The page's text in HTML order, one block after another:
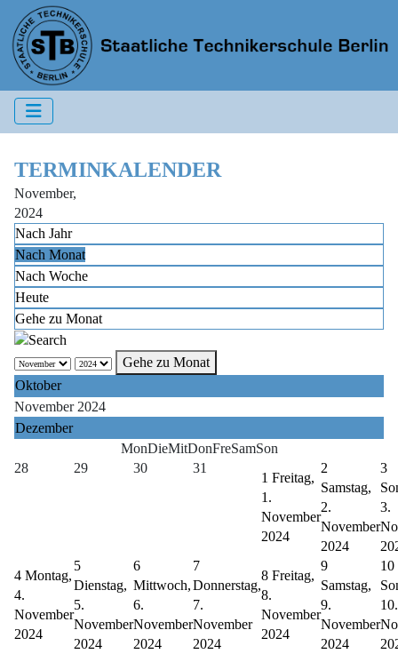
TERMINKALENDER
November,
2024
Nach Jahr
Nach Monat
Nach Woche
Heute
Gehe zu Monat
Gehe zu Monat
Oktober
November 2024
Dezember
MonDieMitDonFreSamSon
28
29 30 31
1 Freitag,
1.
November
2024
2
Samstag,
2.
November
2024
3
3.
4 Montag,
4.
November
2024
5
Dienstag,
5.
November
2024
6
Mittwoch,
6.
November
2024
7
Donnerstag,
7.
November
2024
8 Freitag,
8.
November
2024
9
Samstag,
9.
November
2024
10
10.